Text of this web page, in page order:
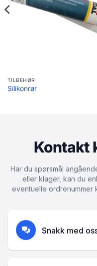
TILBEHØR
Silikonrør
Kontakt
Har du spørsmål
eller klager, kan du
eventuelle ordrenummer
Snakk med